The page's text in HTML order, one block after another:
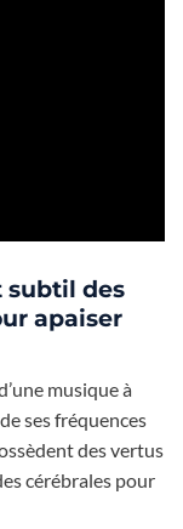
subtil des
apaiser
musique à
ses fréquences
des vertus
cérébrales pour